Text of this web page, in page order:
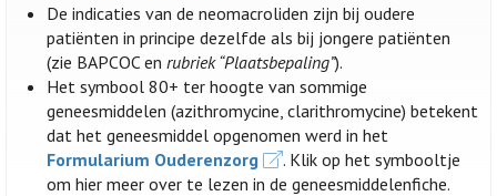
De indicaties van de neomacroliden zijn bij oudere
patiënten in principe dezelfde als bij jongere patiënten
(zie BAPCOC enrubriek “Plaatsbepaling”).
Het symbool 80+ ter hoogte van sommige
geneesmiddelen (azithromycine, clarithromycine) betekent
dat het geneesmiddel opgenomen werd in het
Formularium Ouderenzorg
. Klik op het symbooltje
om hier meer over te lezen in de geneesmiddelenfiche.